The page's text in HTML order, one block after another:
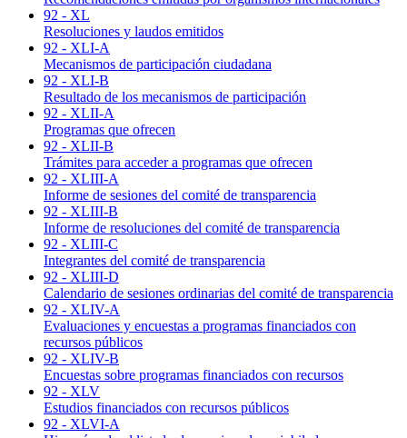
92 - XL
Resoluciones y laudos emitidos
92 - XLI-A
Mecanismos de participación ciudadana
92 - XLI-B
Resultado de los mecanismos de participación
92 - XLII-A
Programas que ofrecen
92 - XLII-B
Trámites para acceder a programas que ofrecen
92 - XLIII-A
Informe de sesiones del comité de transparencia
92 - XLIII-B
Informe de resoluciones del comité de transparencia
92 - XLIII-C
Integrantes del comité de transparencia
92 - XLIII-D
Calendario de sesiones ordinarias del comité de transparencia
92 - XLIV-A
Evaluaciones y encuestas a programas financiados con
recursos públicos
92 - XLIV-B
Encuestas sobre programas financiados con recursos
92 - XLV
Estudios financiados con recursos públicos
92 - XLVI-A